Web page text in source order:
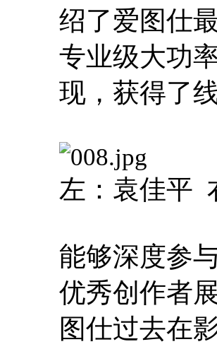
绍了爱图仕
专业级大功
现，获得了
左：袁佳平
能够深度参
优秀创作者
图仕过去在